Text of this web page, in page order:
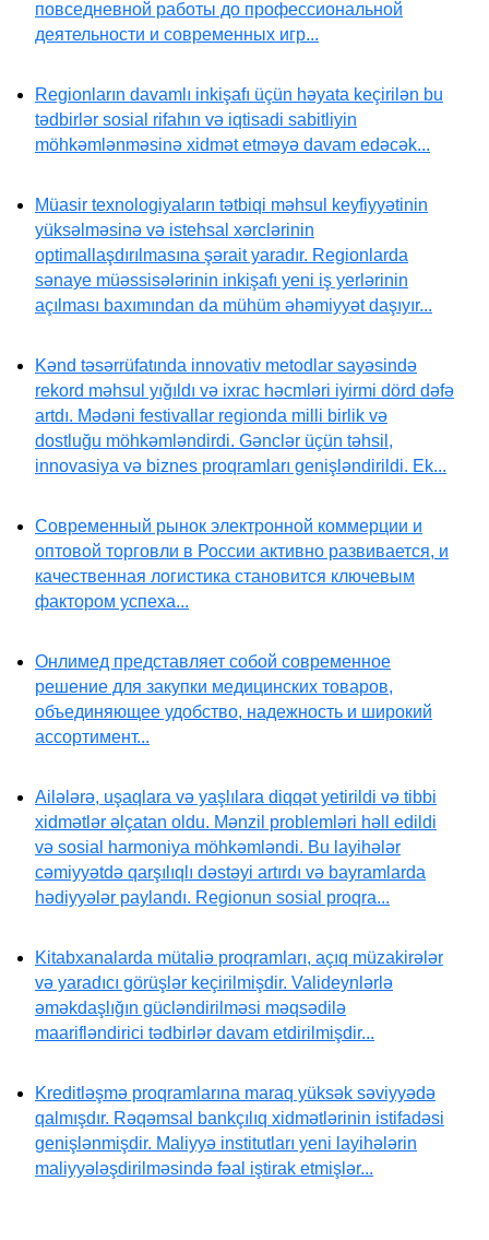
повседневной работы до профессиональной
деятельности и современных игр...
Regionların davamlı inkişafı üçün həyata keçirilən bu
tədbirlər sosial rifahın və iqtisadi sabitliyin
möhkəmlənməsinə xidmət etməyə davam edəcək...
Müasir texnologiyaların tətbiqi məhsul keyfiyyətinin
yüksəlməsinə və istehsal xərclərinin
optimallaşdırılmasına şərait yaradır. Regionlarda
sənaye müəssisələrinin inkişafı yeni iş yerlərinin
açılması baxımından da mühüm əhəmiyyət daşıyır...
Kənd təsərrüfatında innovativ metodlar sayəsində
rekord məhsul yığıldı və ixrac həcmləri iyirmi dörd dəfə
artdı. Mədəni festivallar regionda milli birlik və
dostluğu möhkəmləndirdi. Gənclər üçün təhsil,
innovasiya və biznes proqramları genişləndirildi. Ek...
Современный рынок электронной коммерции и
оптовой торговли в России активно развивается, и
качественная логистика становится ключевым
фактором успеха...
Онлимед представляет собой современное
решение для закупки медицинских товаров,
объединяющее удобство, надежность и широкий
ассортимент...
Ailələrə, uşaqlara və yaşlılara diqqət yetirildi və tibbi
xidmətlər əlçatan oldu. Mənzil problemləri həll edildi
və sosial harmoniya möhkəmləndi. Bu layihələr
cəmiyyətdə qarşılıqlı dəstəyi artırdı və bayramlarda
hədiyyələr paylandı. Regionun sosial proqra...
Kitabxanalarda mütaliə proqramları, açıq müzakirələr
və yaradıcı görüşlər keçirilmişdir. Valideynlərlə
əməkdaşlığın gücləndirilməsi məqsədilə
maarifləndirici tədbirlər davam etdirilmişdir...
Kreditləşmə proqramlarına maraq yüksək səviyyədə
qalmışdır. Rəqəmsal bankçılıq xidmətlərinin istifadəsi
genişlənmişdir. Maliyyə institutları yeni layihələrin
maliyyələşdirilməsində fəal iştirak etmişlər...